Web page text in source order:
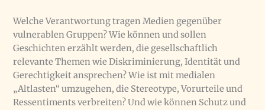
Welche Verantwortung tragen Medien gegenüber
vulnerablen Gruppen? Wie können und sollen
Geschichten erzählt werden, die gesellschaftlich
relevante Themen wie Diskriminierung, Identität und
Gerechtigkeit an­sprechen? Wie ist mit medialen
„Altlasten“ umzugehen, die Stereotype, Vorurteile und
Ressentiments ver­breiten? Und wie können Schutz und